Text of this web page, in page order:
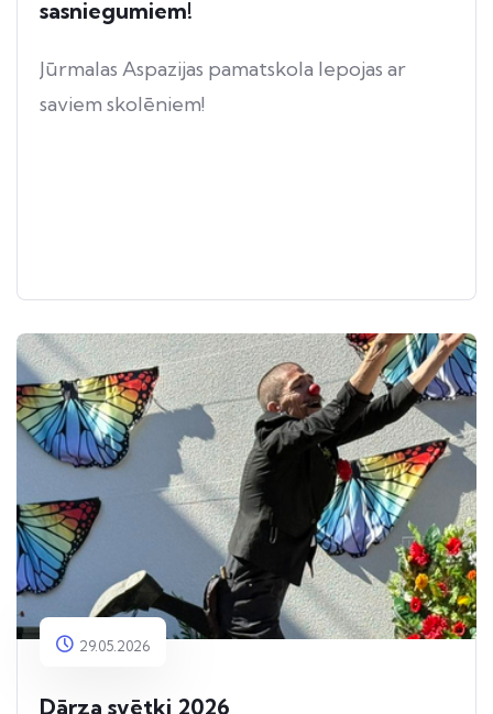
sasniegumiem!
Jūrmalas Aspazijas pamatskola lepojas ar
saviem skolēniem!
29.05.2026
Dārza svētki 2026